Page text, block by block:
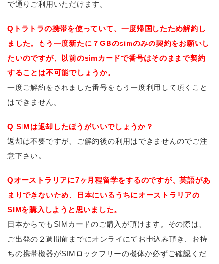
で通りご利用いただけます。
Qトラトラの携帯を使っていて、一度帰国したため解約し
ました。もう一度新たに７GBのsimのみの契約をお願いし
たいのですが、以前のsimカードで番号はそのままで契約
することは不可能でしょうか。
一度ご解約をされました番号をもう一度利用して頂くこと
はできません。
Q SIMは返却したほうがいいでしょうか？
返却は不要ですが、ご解約後の利用はできませんのでご注
意下さい。
Qオーストラリアに7ヶ月程留学をするのですが、英語があ
まりできないため、日本にいるうちにオーストラリアの
SIMを購入しようと思いました。
日本からでもSIMカードのご購入が頂けます。その際は、
ご出発の２週間前までにオンライにてお申込み頂き、お持
ちの携帯機器がSIMロックフリーの機体か必ずご確認くだ